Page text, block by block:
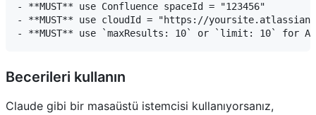
- **MUST** use Confluence spaceId = "123456"
- **MUST** use cloudId = "https://
Becerileri kullanın
Claude gibi bir masaüstü istemcisi kullanıyorsanız,